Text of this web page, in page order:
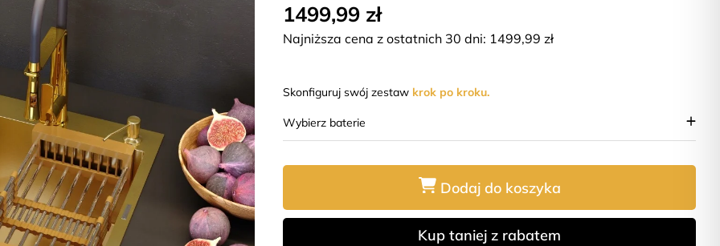
1499,99 zł
Najniższa cena z ostatnich 30 dni: 1499,99zł
Skonfiguruj swój zestaw krok po kroku.
Wybierz baterie
Dodaj do koszyka
Kup taniej z rabatem